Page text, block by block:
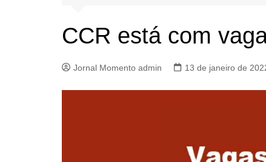
CCR está com
Jornal Momento admin 13 de janeiro de